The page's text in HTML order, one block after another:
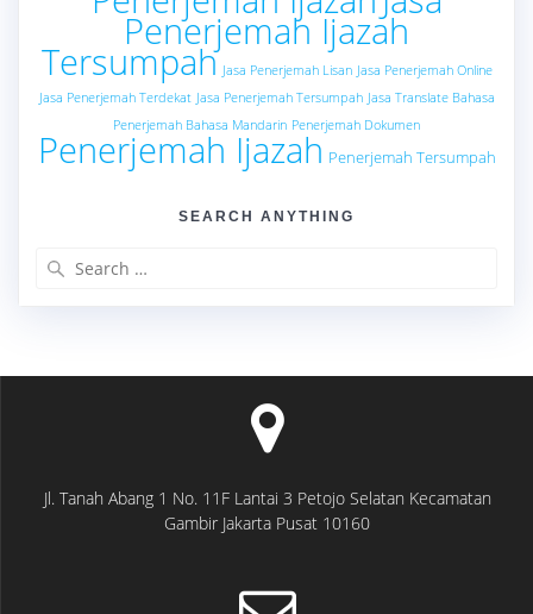
Penerjemah Ijazah
Tersumpah Jasa Penerjemah Lisan Jasa Penerjemah Online
Jasa Penerjemah Terdekat Jasa Penerjemah Tersumpah Jasa Translate Bahasa
Penerjemah Bahasa Mandarin Penerjemah Dokumen
Penerjemah Ijazah Penerjemah Tersumpah
SEARCH ANYTHING
Jl. Tanah Abang 1 No. 11F Lantai 3 Petojo Selatan Kecamatan
Gambir Jakarta Pusat 10160